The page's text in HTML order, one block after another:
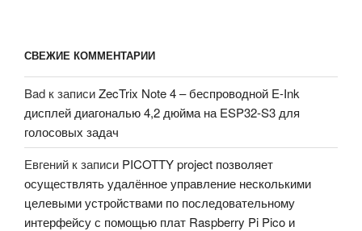
СВЕЖИЕ КОММЕНТАРИИ
Bad к записиZecTrix Note 4 – беспроводной E-Ink
дисплей диагональю 4,2 дюйма на ESP32-S3 для
голосовых задач
Евгений к записи PICOTTY project позволяет
осуществлять удалённое управление несколькими
целевыми устройствами по последовательному
интерфейсу с помощью плат Raspberry Pi Pico и